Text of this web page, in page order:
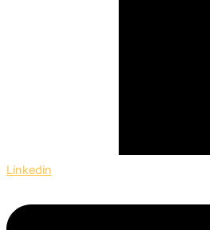
Linkedin